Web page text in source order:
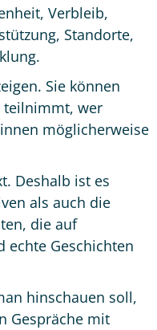
Verbleib,
Standorte,
Sie können
teilnimmt, wer
möglicherweise
Deshalb ist es
als auch die
die auf
echte Geschichten
hinschauen soll,
Gespräche mit